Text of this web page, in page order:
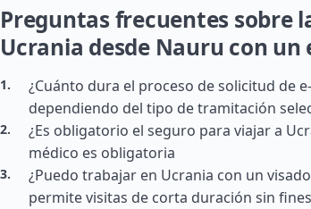
Preguntas frecuentes sobre
Ucrania desde Nauru con un
¿Cuánto dura el proceso de solicitud de
dependiendo del tipo de tramitación
¿Es obligatorio el seguro para viajar a
médico es obligatoria
¿Puedo trabajar en Ucrania con un
permite visitas de corta duración sin